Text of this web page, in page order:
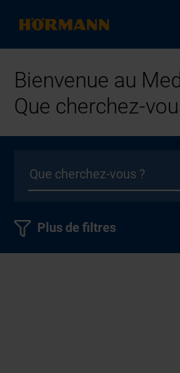
Bienvenue au
Que cherchez-
Plus de filtres